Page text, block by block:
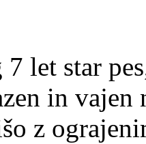
let star
in vajen
z